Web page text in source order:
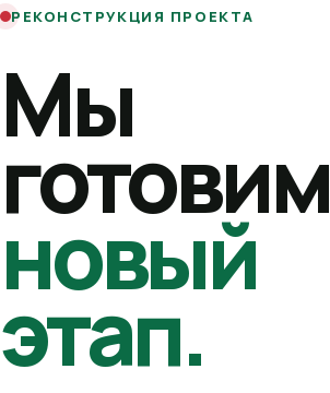
РЕКОНСТРУКЦИЯ ПРОЕКТА
Мы
готовим
новый
этап.